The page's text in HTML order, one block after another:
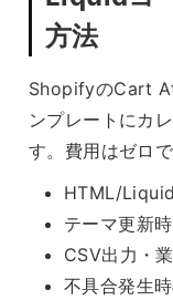
方法
ShopifyのCart
ンプレートにカ
す。費用はゼロ
HTML/
テーマ更新
CSV出力・
不具合発生